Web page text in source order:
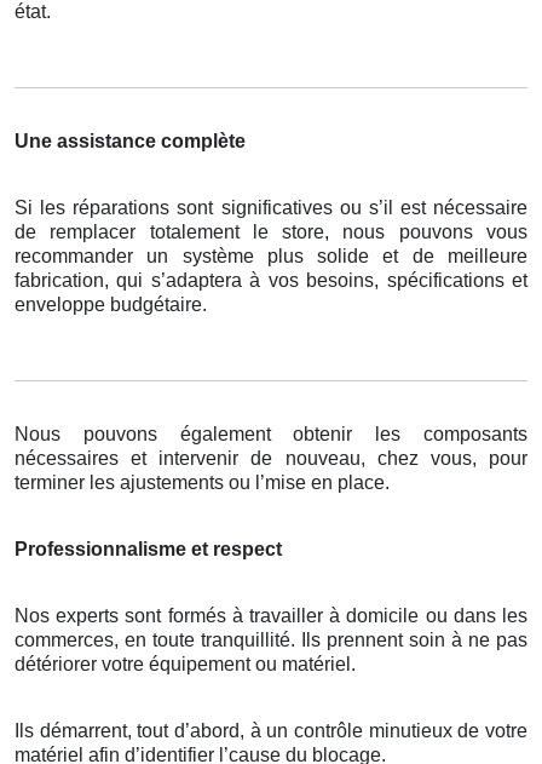
état.
Une assistance complète
Si les réparations sont significatives ou s’il est nécessaire
de remplacer totalement le store, nous pouvons vous
recommander un système plus solide et de meilleure
fabrication, qui s’adaptera à vos besoins, spécifications et
enveloppe budgétaire.
Nous pouvons également obtenir les composants
nécessaires et intervenir de nouveau, chez vous, pour
terminer les ajustements ou l’mise en place.
Professionnalisme et respect
Nos experts sont formés à travailler à domicile ou dans les
commerces, en toute tranquillité. Ils prennent soin à ne pas
détériorer votre équipement ou matériel.
Ils démarrent, tout d’abord, à un contrôle minutieux de votre
matériel afin d’identifier l’cause du blocage.